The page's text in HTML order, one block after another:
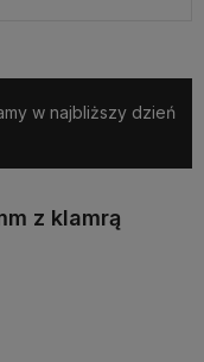
w najbliższy dzień
z klamrą